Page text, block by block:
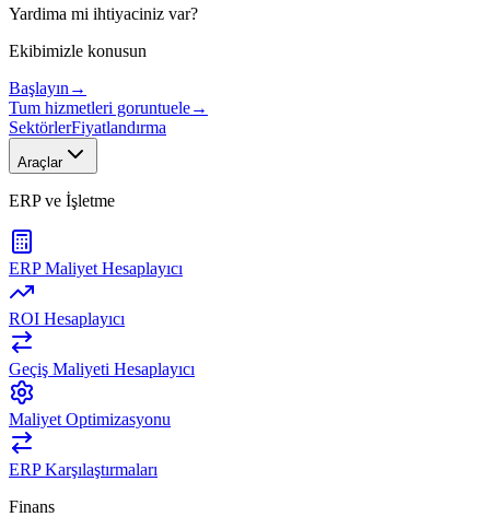
Yardima mi ihtiyaciniz var?
Ekibimizle konusun
Başlayın →
Tum hizmetleri goruntuele→
SektörlerFiyatlandırma
Araçlar
ERP ve İşletme
ERP Maliyet Hesaplayıcı
ROI Hesaplayıcı
Geçiş Maliyeti Hesaplayıcı
Maliyet Optimizasyonu
ERP Karşılaştırmaları
Finans